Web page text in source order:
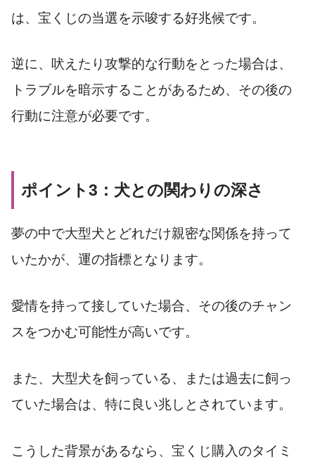
は、宝くじの当選を示唆する好兆候です。
逆に、吠えたり攻撃的な行動をとった場合は、
トラブルを暗示することがあるため、その後の
行動に注意が必要です。
ポイント3：犬との関わりの深さ
夢の中で大型犬とどれだけ親密な関係を持って
いたかが、運の指標となります。
愛情を持って接していた場合、その後のチャン
スをつかむ可能性が高いです。
また、大型犬を飼っている、または過去に飼っ
ていた場合は、特に良い兆しとされています。
こうした背景があるなら、宝くじ購入のタイミ